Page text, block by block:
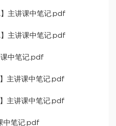
主讲课中笔记.pdf
主讲课中笔记.pdf
中笔记.pdf
主讲课中笔记.pdf
主讲课中笔记.pdf
中笔记.pdf